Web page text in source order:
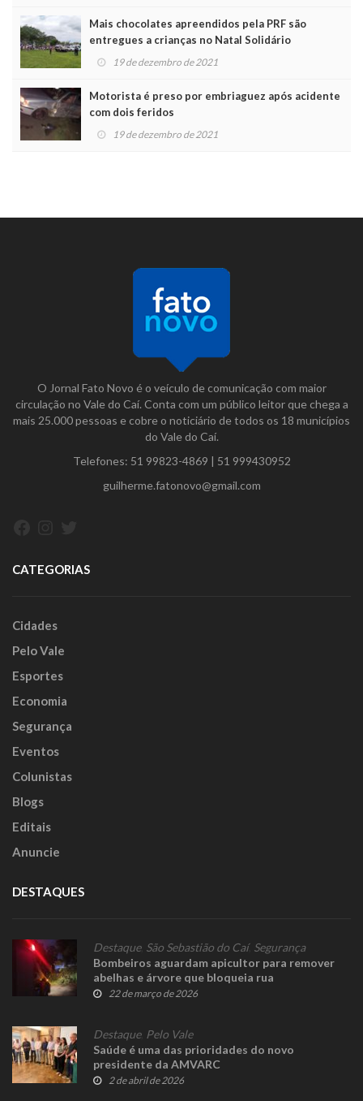
Mais chocolates apreendidos pela PRF são
entregues a crianças no Natal Solidário
19 de dezembro de 2021
Motorista é preso por embriaguez após acidente
com dois feridos
19 de dezembro de 2021
O Jornal Fato Novo é o veículo de comunicação com maior
circulação no Vale do Caí. Conta com um público leitor que chega a
mais 25.000 pessoas e cobre o noticiário de todos os 18 municípios
do Vale do Caí.
Telefones: 51 99823-4869 | 51 999430952
guilherme.fatonovo@gmail.com
CATEGORIAS
Cidades
Pelo Vale
Esportes
Economia
Segurança
Eventos
Colunistas
Blogs
Editais
Anuncie
DESTAQUES
Destaque, São Sebastião do Caí, Segurança
Bombeiros aguardam apicultor para remover
abelhas e árvore que bloqueia rua
22 de março de 2026
Destaque, Pelo Vale
Saúde é uma das prioridades do novo
presidente da AMVARC
2 de abril de 2026